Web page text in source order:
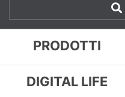
PRODOTTI
DIGITAL LIFE